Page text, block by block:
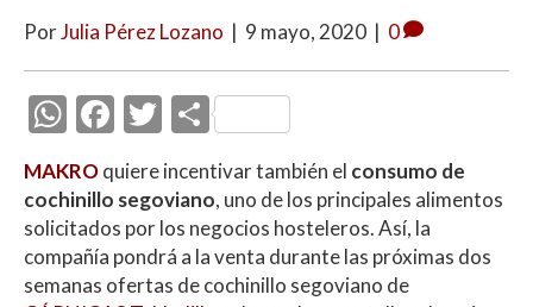
PorJulia Pérez Lozano | 9 mayo, 2020 | 0
W
at
s
A
F
ac
e
b
o
T
w
itt
er
C
o
m
p
ar
MAKROquiere incentivar también el consumo de
cochinillo segoviano, uno de los principales alimentos
solicitados por los negocios hosteleros. Así, la
compañía pondrá a la venta durante las próximas dos
semanas ofertas de cochinillo segoviano de